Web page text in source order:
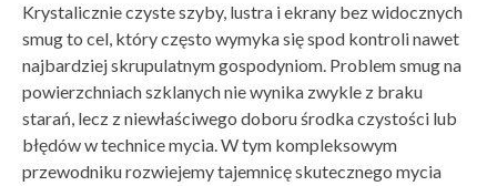
Krystalicznie czyste szyby, lustra i ekrany bez widocznych
smug to cel, który często wymyka się spod kontroli nawet
najbardziej skrupulatnym gospodyniom. Problem smug na
powierzchniach szklanych nie wynika zwykle z braku
starań, lecz z niewłaściwego doboru środka czystości lub
błędów w technice mycia. W tym kompleksowym
przewodniku rozwiejemy tajemnicę skutecznego mycia